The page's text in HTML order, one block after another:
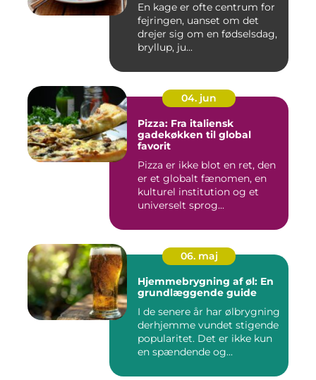
En kage er ofte centrum for
fejringen, uanset om det
drejer sig om en fødselsdag,
bryllup, ju...
04. jun
Pizza: Fra italiensk
gadekøkken til global
favorit
Pizza er ikke blot en ret, den
er et globalt fænomen, en
kulturel institution og et
universelt sprog...
06. maj
Hjemmebrygning af øl: En
grundlæggende guide
I de senere år har ølbrygning
derhjemme vundet stigende
popularitet. Det er ikke kun
en spændende og...